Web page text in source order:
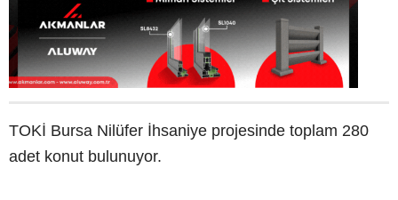
TOKİ Bursa Nilüfer İhsaniye projesinde toplam 280
adet konut bulunuyor.